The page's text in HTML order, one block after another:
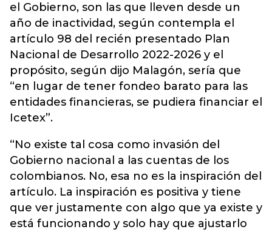
el Gobierno, son las que lleven desde un
año de inactividad, según contempla el
artículo 98 del recién presentado Plan
Nacional de Desarrollo 2022-2026 y el
propósito, según dijo Malagón, sería que
“en lugar de tener fondeo barato para las
entidades financieras, se pudiera financiar el
Icetex”.
“No existe tal cosa como invasión del
Gobierno nacional a las cuentas de los
colombianos. No, esa no es la inspiración del
artículo. La inspiración es positiva y tiene
que ver justamente con algo que ya existe y
está funcionando y solo hay que ajustarlo